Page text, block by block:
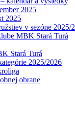
2025
2025
v sezóne 2025/
MBK Stará Turá
Stará Turá
2025/2026
obrane